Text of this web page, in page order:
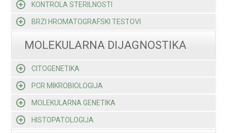
KONTROLA STERILNOSTI
BRZI HROMATOGRAFSKI TESTOVI
MOLEKULARNA DIJAGNOSTIKA
CITOGENETIKA
PCR MIKROBIOLOGIJA
MOLEKULARNA GENETIKA
HISTOPATOLOGIJA